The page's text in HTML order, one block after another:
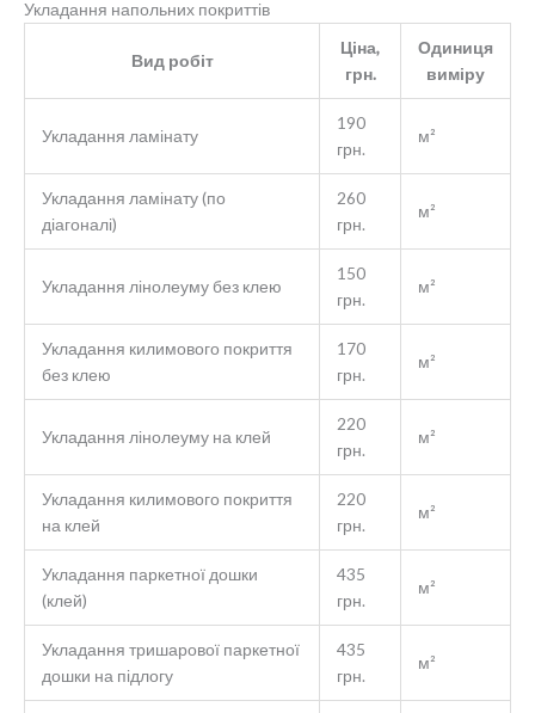
Укладання напольних покриттів
Вид робіт
Ціна,
грн.
Одиниця
виміру
Укладання ламінату
190
грн.
м²
Укладання ламінату (по
діагоналі)
260
грн.
м²
Укладання лінолеуму без клею
150
грн.
м²
Укладання килимового покриття
без клею
170
грн.
м²
Укладання лінолеуму на клей
220
грн.
м²
Укладання килимового покриття
на клей
220
грн.
м²
Укладання паркетної дошки
(клей)
435
грн.
м²
Укладання тришарової паркетної
дошки на підлогу
435
грн.
м²